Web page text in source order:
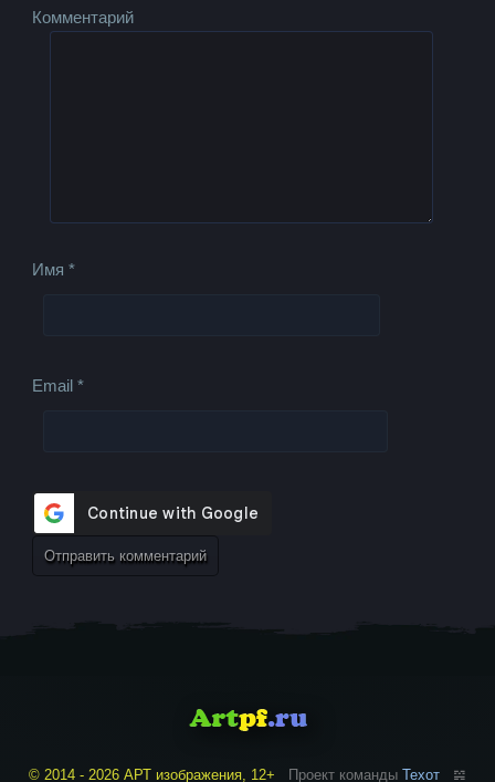
Комментарий
Имя*
Email*
© 2014 - 2026 АРТ изображения, 12+ Проект команды Техот 𝌴